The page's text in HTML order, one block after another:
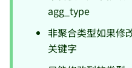
agg_type
非聚合类型如果修
关键字